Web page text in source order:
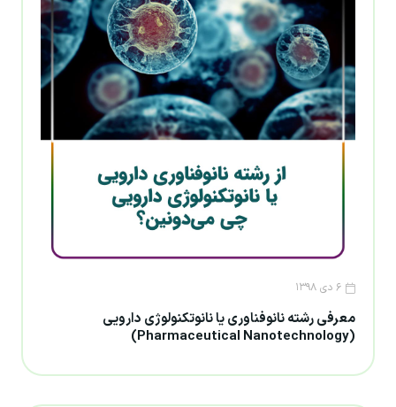
۶ دی ۱۳۹۸
معرفی رشته نانوفناوری یا نانوتکنولوژی دارویی
(Pharmaceutical Nanotechnology)